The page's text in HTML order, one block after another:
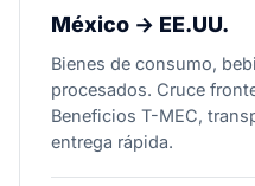
México → EE.UU.
Bienes de consumo,
procesados. Cruce
Beneficios T-MEC,
entrega rápida.